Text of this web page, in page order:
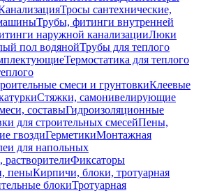
Тросы сантехнические,
Трубы, фитинги внутренней
наружной канализацииЛюки
пол водянойТрубы для теплого
Термостатика для теплого
смеси и грунтовкиКлеевые
Стяжки, самонивелирующие
составыГидроизоляционные
для строительных смесейПены,
гвоздиГерметикиМонтажная
для напольных
Фиксаторы
пеныКирпичи, блоки, тротуарная
блокиТротуарная